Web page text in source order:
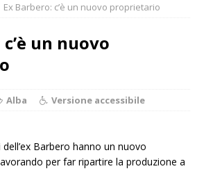
Ex Barbero: c’è un nuovo proprietario
un nuovo
Alba Versione accessibile
Barbero hanno un nuovo
per far ripartire la produzione a